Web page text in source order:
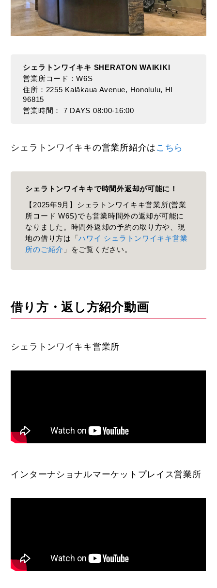
シェラトンワイキキ SHERATON WAIKIKI
営業所コード：W6S
住所：2255 Kalākaua Avenue, Honolulu, HI
96815
営業時間： 7 DAYS 08:00-16:00
シェラトンワイキキの営業所紹介は こちら
シェラトンワイキキで時間外返却が可能に！
【2025年9月】シェラトンワイキキ営業所(営業
所コード W6S)でも営業時間外の返却が可能に
なりました。時間外返却の予約の取り方や、現
地の借り方は「ハワイ シェラトンワイキキ営業
所のご紹介 」をご覧ください。
借り方・返し方紹介動画
シェラトンワイキキ営業所
インターナショナルマーケットプレイス営業所